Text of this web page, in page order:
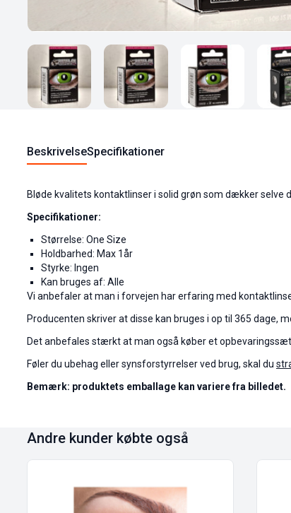
BeskrivelseSpecifikationer
Bløde kvalitets kontaktlinser i solid grøn som dækker
Specifikationer:
Størrelse: One Size
Holdbarhed: Max 1år
Styrke: Ingen
Kan bruges af: Alle
Vi anbefaler at man i forvejen har erfaring med
Producenten skriver at disse kan bruges i op til 365 dage,
Det anbefales stærkt at man også køber et
Føler du ubehag eller synsforstyrrelser ved brug, skal du
Bemærk: produktets emballage kan variere fra billedet.
Andre kunder købte også